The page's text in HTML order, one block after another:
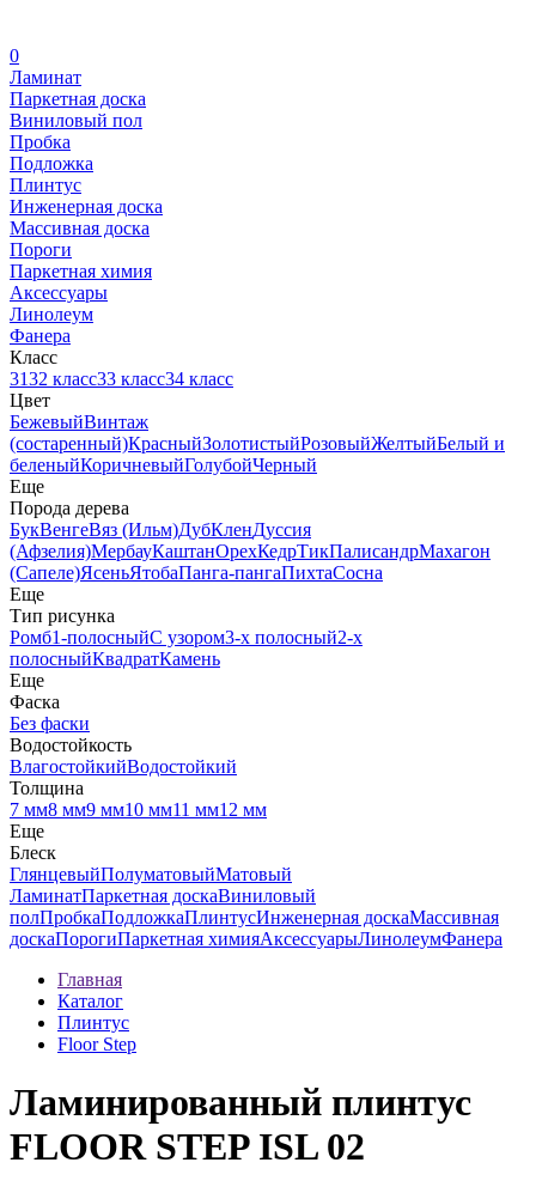
0
Ламинат
Паркетная доска
Виниловый пол
Пробка
Подложка
Плинтус
Инженерная доска
Массивная доска
Пороги
Паркетная химия
Аксессуары
Линолеум
Фанера
Класс
3132 класс33 класс34 класс
Цвет
БежевыйВинтаж
(состаренный)КрасныйЗолотистыйРозовыйЖелтыйБелый и
беленыйКоричневыйГолубойЧерный
Еще
Порода дерева
БукВенгеВяз (Ильм)ДубКленДуссия
(Афзелия)МербауКаштанОрехКедрТикПалисандрМахагон
(Сапеле)ЯсеньЯтобаПанга-пангаПихтаСосна
Еще
Тип рисунка
Ромб1-полосныйС узором3-х полосный2-х
полосныйКвадратКамень
Еще
Фаска
Без фаски
Водостойкость
ВлагостойкийВодостойкий
Толщина
7 мм8 мм9 мм10 мм11 мм12 мм
Еще
Блеск
ГлянцевыйПолуматовыйМатовый
ЛаминатПаркетная доскаВиниловый
полПробкаПодложкаПлинтусИнженерная доскаМассивная
доскаПорогиПаркетная химияАксессуарыЛинолеумФанера
Главная
Каталог
Плинтус
Floor Step
Ламинированный плинтус
FLOOR STEP ISL 02